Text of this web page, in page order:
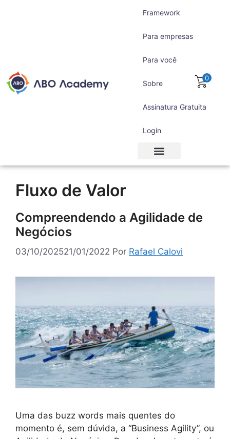
Framework
Para empresas
Para você
Sobre
Assinatura Gratuita
Login
0
Fluxo de Valor
Compreendendo a Agilidade de
Negócios
03/10/202521/01/2022 Por Rafael Calovi
Uma das buzz words mais quentes do
momento é, sem dúvida, a “Business Agility”, ou